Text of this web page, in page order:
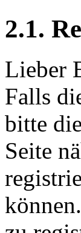
2.1.
Lieber
Falls
bitte die
Seite